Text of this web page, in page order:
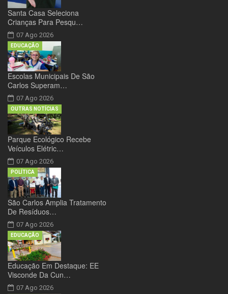
Santa Casa Seleciona
Crianças Para Pesqu…
07 Ago 2026
Escolas Municipais De São
Carlos Superam…
07 Ago 2026
EDUCAÇÃO
Parque Ecológico Recebe
Veículos Elétric…
07 Ago 2026
OUTRAS NOTÍCIAS
São Carlos Amplia Tratamento
De Resíduos…
07 Ago 2026
POLÍTICA
Educação Em Destaque: EE
Visconde Da Cun…
07 Ago 2026
EDUCAÇÃO